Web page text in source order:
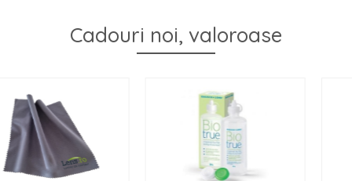
Cadouri noi, valoroase